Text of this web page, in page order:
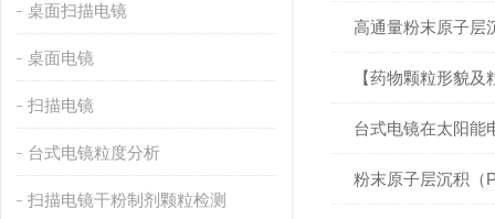
桌面扫描电镜
桌面电镜
扫描电镜
台式电镜粒度分析
扫描电镜干粉制剂颗粒检测
⾼通量粉末原⼦层
【药物颗粒形貌
台式电镜在太阳能
粉末原子层沉积（